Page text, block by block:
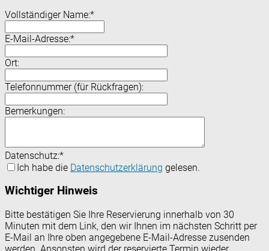
Vollständiger Name:*
E-Mail-Adresse:*
Ort:
Telefonnummer (für Rückfragen):
Bemerkungen:
Datenschutz:*
Ich habe die Datenschutzerklärung gelesen.
Wichtiger Hinweis
Bitte bestätigen Sie Ihre Reservierung innerhalb von 30
Minuten mit dem Link, den wir Ihnen im nächsten Schritt per
E-Mail an Ihre oben angegebene E-Mail-Adresse zusenden